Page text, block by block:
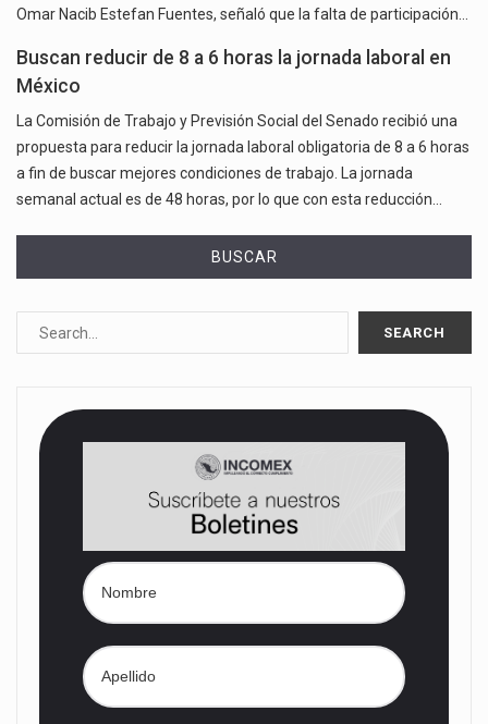
Omar Nacib Estefan Fuentes, señaló que la falta de participación…
Buscan reducir de 8 a 6 horas la jornada laboral en
México
La Comisión de Trabajo y Previsión Social del Senado recibió una
propuesta para reducir la jornada laboral obligatoria de 8 a 6 horas
a fin de buscar mejores condiciones de trabajo. La jornada
semanal actual es de 48 horas, por lo que con esta reducción…
BUSCAR